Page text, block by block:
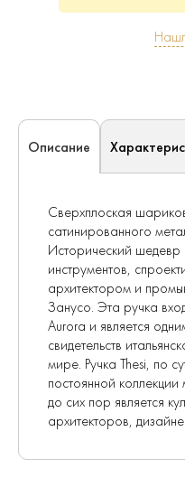
Описание
Сверхплоская
сатинированного
Исторический
инструментов,
архитектором и
Занусо. Эта ручка
Aurora и является
свидетельств
мире. Ручка Thesi, по
постоянной
до сих пор является
архитекторов,